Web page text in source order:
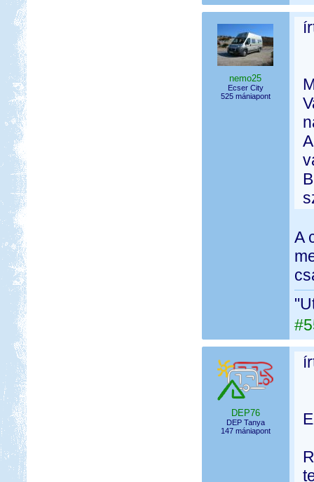
nemo25
Ecser City
525 mániapont
A
DEP76
DEP Tanya
147 mániapont